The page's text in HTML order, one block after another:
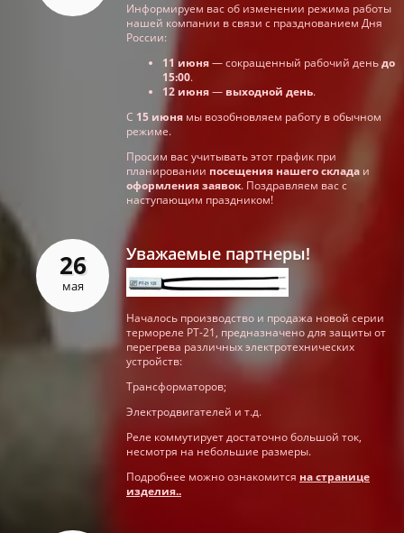
Информируем вас об изменении режима работы
нашей компании в связи с празднованием Дня
России:
11 июня— сокращенный рабочий деньдо
15:00.
12 июня— выходной день.
С 15 июня мы возобновляем работу в обычном
режиме.
Просим вас учитывать этот график при
планировании посещения нашего склада и
оформления заявок. Поздравляем вас с
наступающим праздником!
26
мая
Уважаемые партнеры!
Началось производство и продажа новой серии
термореле РТ-21, предназначено для защиты от
перегрева различных электротехнических
устройств:
Трансформаторов;
Электродвигателей и т.д.
Реле коммутирует достаточно большой ток,
несмотря на небольшие размеры.
Подробнее можно ознакомится на странице
изделия..